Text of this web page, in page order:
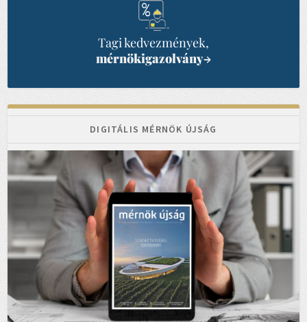
Tagi kedvezmények,
mérnökigazolvány→
DIGITÁLIS MÉRNÖK ÚJSÁG